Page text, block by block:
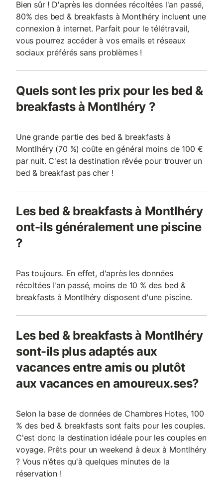
Bien sûr ! D'après les données récoltées l'an passé,
80% des bed & breakfasts à Montlhéry incluent une
connexion à internet. Parfait pour le télétravail,
vous pourrez accéder à vos emails et réseaux
sociaux préférés sans problèmes !
Quels sont les prix pour les bed &
breakfasts à Montlhéry ?
Une grande partie des bed & breakfasts à
Montlhéry (70 %) coûte en général moins de 100 €
par nuit. C'est la destination rêvée pour trouver un
bed & breakfast pas cher !
Les bed & breakfasts à Montlhéry
ont-ils généralement une piscine
?
Pas toujours. En effet, d'après les données
récoltées l'an passé, moins de 10 % des bed &
breakfasts à Montlhéry disposent d'une piscine.
Les bed & breakfasts à Montlhéry
sont-ils plus adaptés aux
vacances entre amis ou plutôt
aux vacances en amoureux.ses?
Selon la base de données de Chambres Hotes, 100
% des bed & breakfasts sont faits pour les couples.
C'est donc la destination idéale pour les couples en
voyage. Prêts pour un weekend à deux à Montlhéry
? Vous n'êtes qu'à quelques minutes de la
réservation !